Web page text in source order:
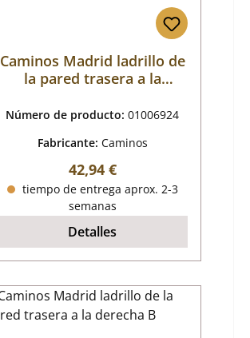
Caminos Madrid ladrillo de
la pared trasera a la
Número de producto:01006924
Fabricante: Caminos
Precio normal:
42,94 €
tiempo de entrega aprox. 2-3
semanas
Detalles